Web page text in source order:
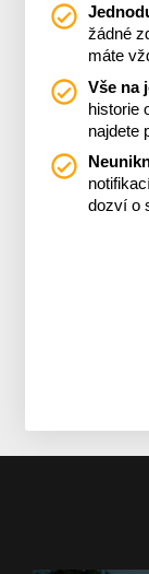
žádné
máte
Vše na
historie
najdete
dozví o